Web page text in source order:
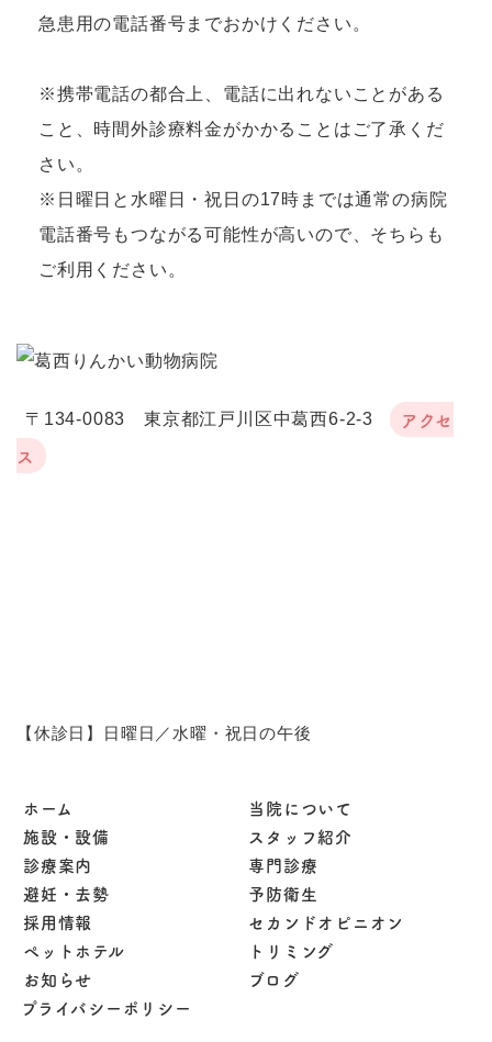
急患用の電話番号までおかけください。
※携帯電話の都合上、電話に出れないことがある
こと、時間外診療料金がかかることはご了承くだ
さい。
※日曜日と水曜日・祝日の17時までは通常の病院
電話番号もつながる可能性が高いので、そちらも
ご利用ください。
〒134-0083 東京都江戸川区中葛西6-2-3
アクセ
ス
【休診日】日曜日／水曜・祝日の午後
ホーム
当院について
施設・設備
スタッフ紹介
診療案内
専門診療
避妊・去勢
予防衛生
採用情報
セカンドオピニオン
ペットホテル
トリミング
お知らせ
ブログ
プライバシーポリシー